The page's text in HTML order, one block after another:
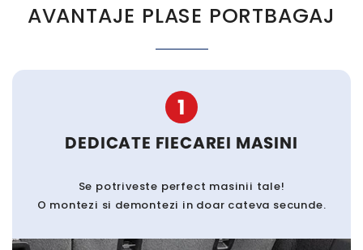
AVANTAJE PLASE PORTBAGAJ
1
DEDICATE FIECAREI MASINI
Se potriveste perfect masinii tale!
O montezi si demontezi in doar cateva secunde.